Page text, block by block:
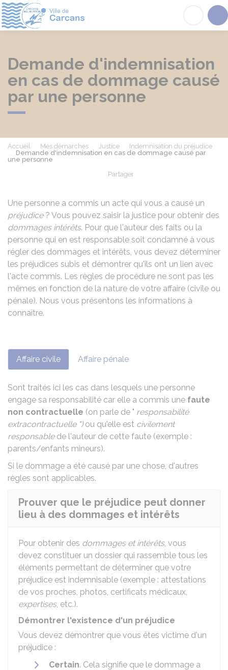
Demande d'indemnisation
en cas de dommage causé
par une personne
Accueil Mes démarches Justice
Indemnisation du préjudice
Demande d'indemnisation en cas de dommage causé par
une personne
Partager
Une personne a commis un acte qui vous a causé un
préjudice? Vous pouvez saisir la justice pour obtenir des
dommages intérêts. Pour que l'auteur des faits ou la
personne qui en est responsable soit condamné à vous
régler des dommages et intérêts, vous devez déterminer
les préjudices subis et démontrer qu'ils ont un lien avec
l'acte commis. Les règles de procédure ne sont pas les
mêmes en fonction de la nature de votre affaire (civile ou
pénale). Nous vous présentons les informations à
connaître.
Affaire civile Affaire pénale
Sont traités ici les cas dans lesquels une personne
engage sa responsabilité car elle a commis une faute
non contractuelle (on parle de " responsabilité
extracontractuelle ") ou qu'elle est civilement
responsablede l'auteur de cette faute (exemple :
parents/enfants mineurs).
Si le dommage a été causé par une chose, d'autres
règles sont applicables.
Prouver que le préjudice peut donner
lieu à des dommages et intérêts
Pour obtenir des dommages et intérêts, vous
devez constituer un dossier qui rassemble tous les
éléments permettant de déterminer que votre
préjudice est indemnisable (exemple : attestations
de vos proches, photos, certificats médicaux,
expertises, etc.).
Démontrer l'existence d'un préjudice
Vous devez démontrer que vous êtes victime d'un
préjudice :
Certain. Cela signifie que le dommage a